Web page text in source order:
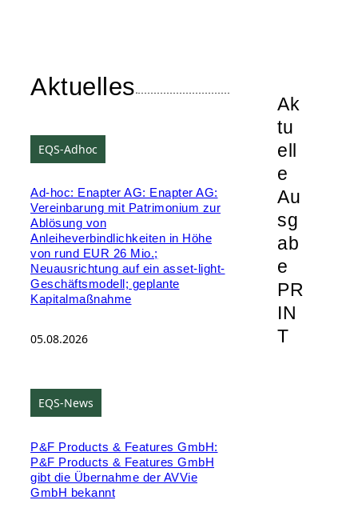
Aktuelles
EQS-Adhoc
Ad-hoc: Enapter AG: Enapter AG:
Vereinbarung mit Patrimonium zur
Ablösung von
Anleiheverbindlichkeiten in Höhe
von rund EUR 26 Mio.;
Neuausrichtung auf ein asset-light-
Geschäftsmodell; geplante
Kapitalmaßnahme
05.08.2026
EQS-News
P&F Products & Features GmbH:
P&F Products & Features GmbH
gibt die Übernahme der AVVie
GmbH bekannt
Ak
tu
ell
e
Au
sg
ab
e
PR
IN
T